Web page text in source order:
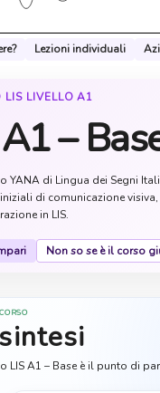
Lezioni individuali
LIS LIVELLO A1
–
YANA di Lingua dei Segni
di comunicazione
in LIS.
Non so se è il corso
LIS A1 – Base è il punto di